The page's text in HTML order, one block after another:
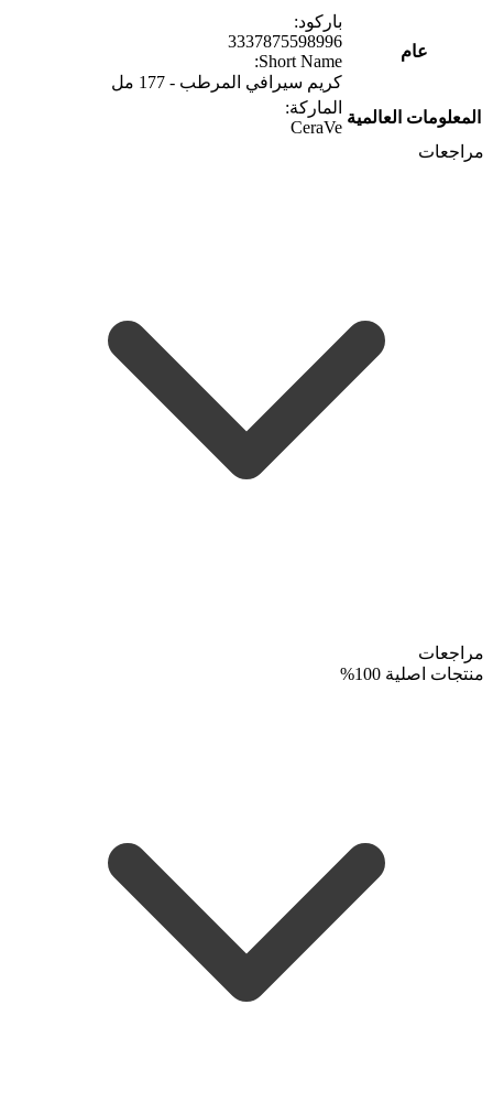
عام
باركود:
3337875598996
Short Name:
كريم سيرافي المرطب - 177 مل
المعلومات العالمية
الماركة:
CeraVe
مراجعات
مراجعات
منتجات اصلية 100%